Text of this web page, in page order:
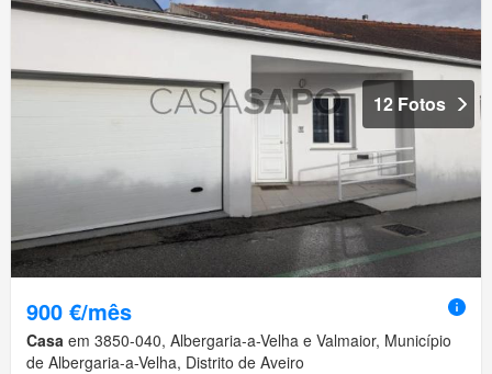
12 Fotos
900 €/mês
Casa em 3850-040, Albergaria-a-Velha e Valmaior, Município
de Albergaria-a-Velha, Distrito de Aveiro